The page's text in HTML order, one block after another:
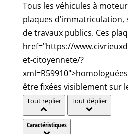
Tous les véhicules à
plaques d'immatriculation,
de travaux publics. Ces
href="https://
et-citoyennete/?
être fixées visiblement sur
Tout replier Tout déplier
Caractéristiques